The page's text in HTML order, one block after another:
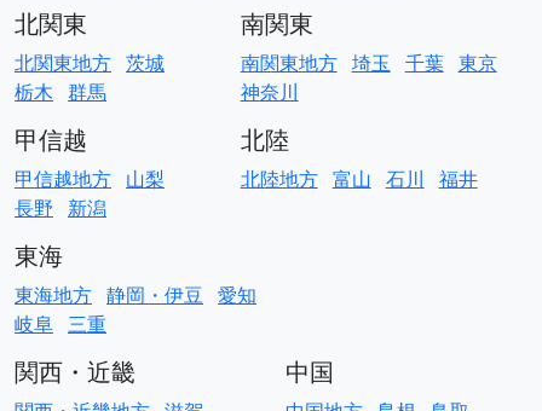
北関東
北関東地方 茨城
栃木 群馬
南関東
南関東地方 埼玉 千葉 東京
神奈川
甲信越
甲信越地方 山梨
長野
新潟
北陸
北陸地方 富山 石川 福井
東海
東海地方 静岡・伊豆 愛知
岐阜 三重
関西・近畿 中国